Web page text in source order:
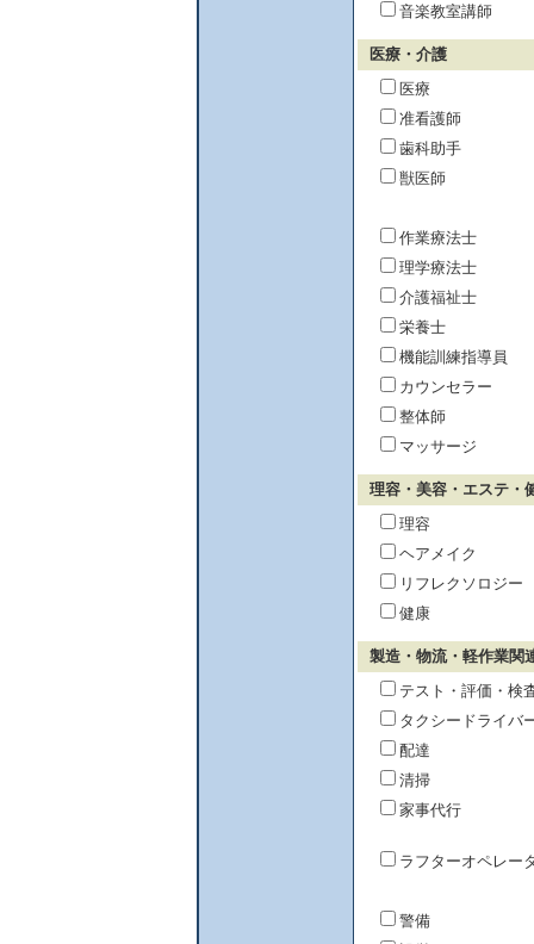
音楽教室講師
医療・介護
医療
准看護師
歯科助手
獣医師
作業療法士
理学療法士
介護福祉士
栄養士
機能訓練指導員
カウンセラー
整体師
マッサージ
理容・美容・エステ・
理容
ヘアメイク
リフレクソロジー
健康
製造・物流・軽作業関
テスト・評価・検
タクシードライバ
配達
清掃
家事代行
ラフターオペレー
警備